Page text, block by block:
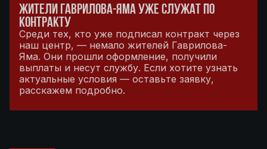
ЖИТЕЛИ ГАВРИЛОВА-ЯМА УЖЕ СЛУЖАТ ПО
КОНТРАКТУ
Среди тех, кто уже подписал контракт через
наш центр, — немало жителей Гаврилова-
Яма. Они прошли оформление, получили
выплаты и несут службу. Если хотите узнать
актуальные условия — оставьте заявку,
расскажем подробно.